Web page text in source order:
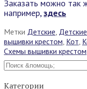
Заказать можно так
например,здесь
Метки Детские
вышивки крестом Кот
Схемы вышивки крестом
Найти:
Категории